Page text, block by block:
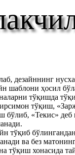
дезайннинг
шаблони ҳосил
тўқишда
тўқиш,
бўлиб, «Текис»
тўқиб
ва без
тўқиш хонасида